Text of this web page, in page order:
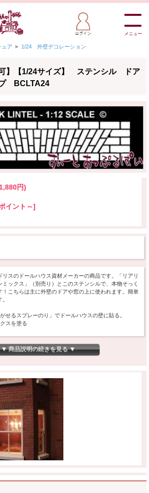
メニュー
ュア > 1/24 外壁デコレーション
可】【1/24サイズ】 ステンシル ドア
プ BCLTA24
円)
イント～]
リスのドールハウス資材メーカーの商品です。「リアリ
ックス」（別売り）とこのステンシルで、本物そっく
！こちらは主に外壁のドアや窓の上に使われます。簡単
せるスプレーのり」でドールハウスの壁に貼る。
スを塗る
）。※簡単な日本語取説をお付けいたします。
のり」がお買い得コーナーにあります。よろしければ
▼ 商品説明の続きを見る ▼